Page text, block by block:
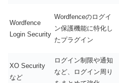
Wordfence
Login Security
Wordfenceのログイ
ン保護機能に特化し
たプラグイン
XO Security
など
ログイン制限や通知
など、ログイン周り